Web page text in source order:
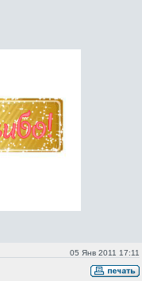
05 Янв 2011 17:11